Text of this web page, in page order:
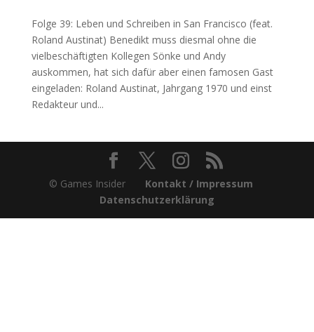
Folge 39: Leben und Schreiben in San Francisco (feat.
Roland Austinat) Benedikt muss diesmal ohne die
vielbeschäftigten Kollegen Sönke und Andy
auskommen, hat sich dafür aber einen famosen Gast
eingeladen: Roland Austinat, Jahrgang 1970 und einst
Redakteur und...
© Games Insider Kontakt / Impressum
Datenschutzerklärung